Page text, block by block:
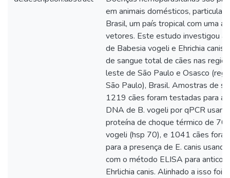
em animais domésticos,
Brasil, um país tropical com uma
vetores. Este estudo investigou a
de Babesia vogeli e Ehrichia canis
de sangue total de cães nas
leste de São Paulo e Osasco
São Paulo), Brasil. Amostras de
1219 cães foram testadas para a
DNA de B. vogeli por qPCR
proteína de choque térmico de 70
vogeli (hsp 70), e 1041 cães
para a presença de E. canis
com o método ELISA para
Ehrlichia canis. Alinhado a isso foi